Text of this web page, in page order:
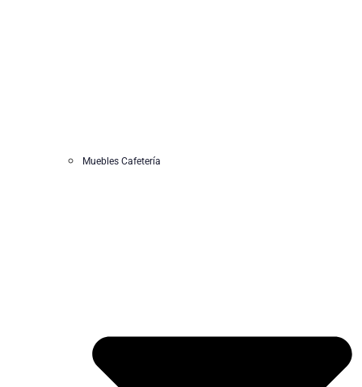
Muebles Cafetería